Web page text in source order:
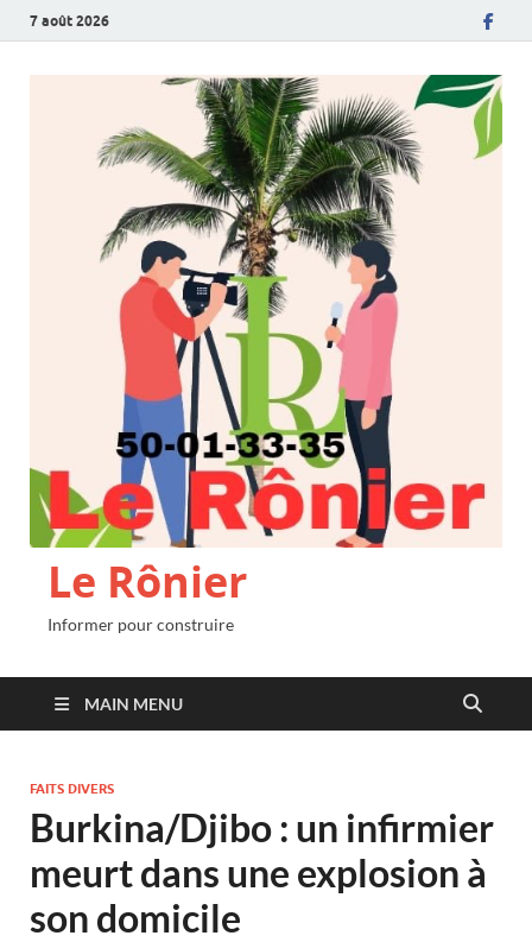
7 août 2026
Le Rônier
Informer pour construire
MAIN MENU
FAITS DIVERS
Burkina/Djibo : un infirmier
meurt dans une explosion à
son domicile